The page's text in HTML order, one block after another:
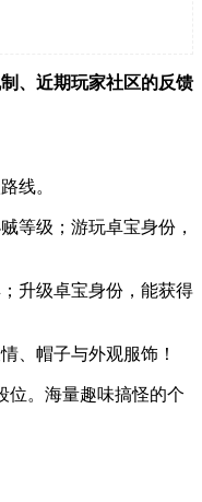
、近期玩家社区的反馈
线。
等级；游玩卓宝身份，
升级卓宝身份，能获得
、帽子与外观服饰！
位。海量趣味搞怪的个